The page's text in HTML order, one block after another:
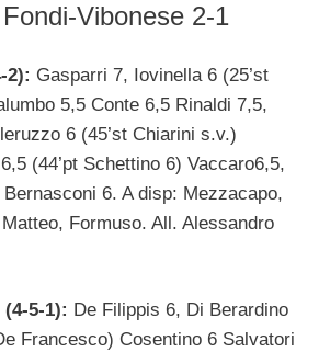
Vibonese 2-1
2): Gasparri 7, Iovinella 6 (25’st
5,5 Conte 6,5 Rinaldi 7,5,
6 (45’st Chiarini s.v.)
(44’pt Schettino 6) Vaccaro6,5,
6. A disp: Mezzacapo,
Formuso. All. Alessandro
(4-5-1): De Filippis 6, Di Berardino
Francesco) Cosentino 6 Salvatori